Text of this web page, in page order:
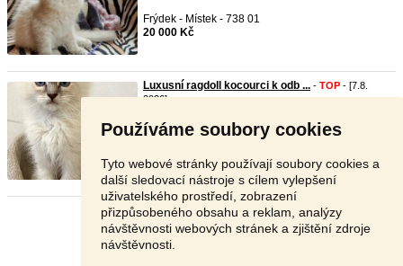
Používáme soubory cookies
Tyto webové stránky používají soubory cookies a
další sledovací nástroje s cílem vylepšení
uživatelského prostředí, zobrazení
přizpůsobeného obsahu a reklam, analýzy
návštěvnosti webových stránek a zjištění zdroje
návštěvnosti.
Frýdek - Místek - 738 01
20 000 Kč
Luxusní ragdoll kocourci k odb ... - TOP - [7.8.
2026]
ragdollb ...
Ústí nad Labem - 400 01
9 000 Kč
Stránka: 1 2 3 Další